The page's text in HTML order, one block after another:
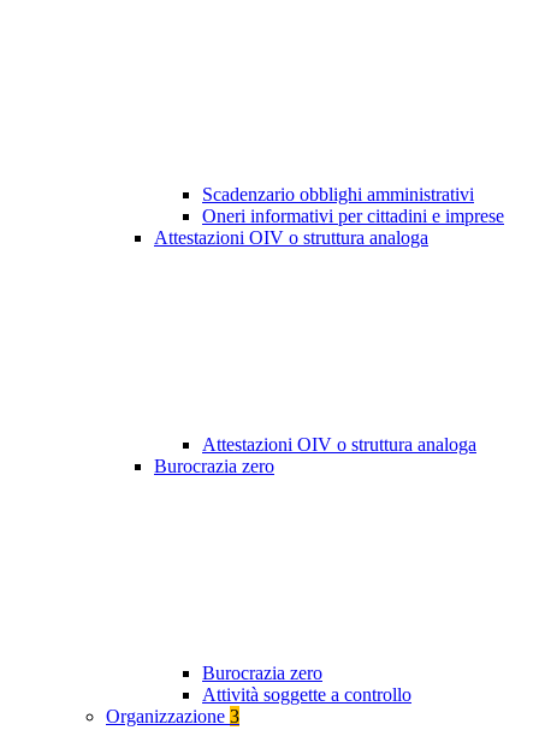
Scadenzario obblighi amministrativi
Oneri informativi per cittadini e imprese
Attestazioni OIV o struttura analoga
Attestazioni OIV o struttura analoga
Burocrazia zero
Burocrazia zero
Attività soggette a controllo
Organizzazione 3